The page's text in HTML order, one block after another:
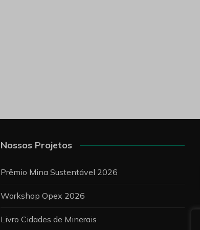
Nossos Projetos
Prêmio Mina Sustentável 2026
Workshop Opex 2026
Livro Cidades de Minerais